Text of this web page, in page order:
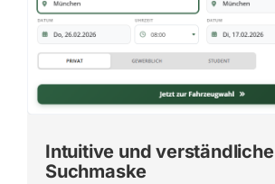
Intuitive und verständliche
Suchmaske